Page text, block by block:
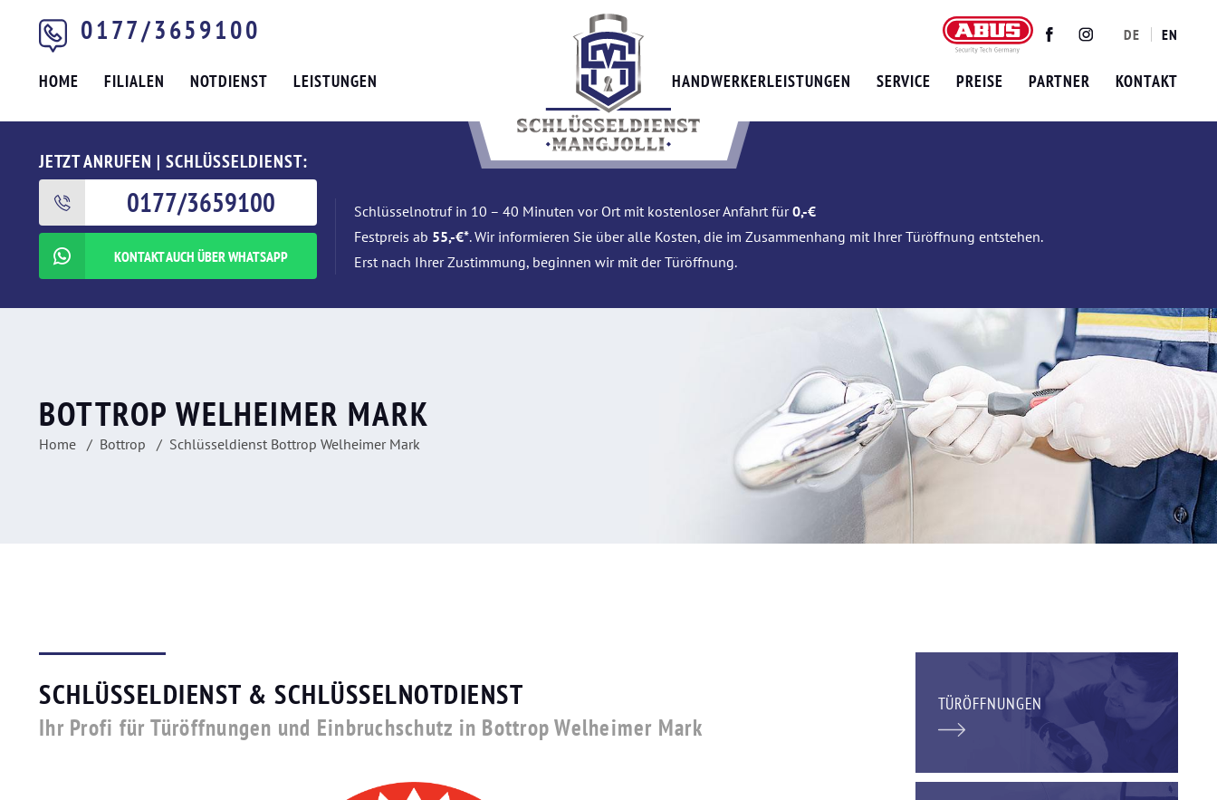
0177/3659100 TwitterFacebookInstagram
DE EN
HOME FILIALEN NOTDIENST LEISTUNGEN HANDWERKERLEISTUNGEN SERVICE PREISE PARTNER KONTAKT
JETZT ANRUFEN | SCHLÜSSELDIENST:
0177/3659100
KONTAKT AUCH ÜBER WHATSAPP
Schlüsselnotruf in 10 – 40 Minuten vor Ort mit kostenloser Anfahrt für0,-€
Festpreis ab 55,-€*. Wir informieren Sie über alle Kosten, die im Zusammenhang mit Ihrer Türöffnung entstehen.
Erst nach Ihrer Zustimmung, beginnen wir mit der Türöffnung.
BOTTROP WELHEIMER MARK
Home Bottrop Schlüsseldienst Bottrop Welheimer Mark
SCHLÜSSELDIENST & SCHLÜSSELNOTDIENST
Ihr Profi für Türöffnungen und Einbruchschutz in Bottrop Welheimer Mark
TÜRÖFFNUNGEN